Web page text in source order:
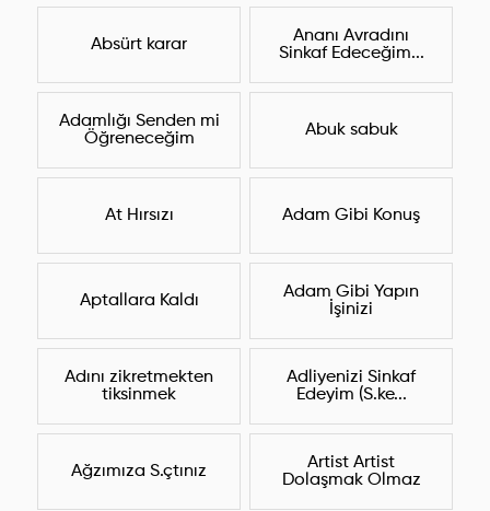
Absürt karar
Ananı Avradını
Sinkaf Edeceğim...
Adamlığı Senden mi
Öğreneceğim
Abuk sabuk
At Hırsızı Adam Gibi Konuş
Aptallara Kaldı
Adam Gibi Yapın
İşinizi
Adını zikretmekten
tiksinmek
Adliyenizi Sinkaf
Edeyim (S.ke...
Ağzımıza S.çtınız
Artist Artist
Dolaşmak Olmaz